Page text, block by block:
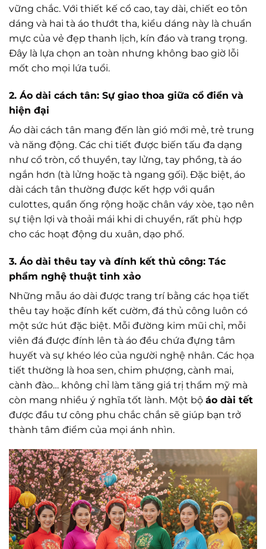
vững chắc. Với thiết kế cổ cao, tay dài, chiết eo tôn
dáng và hai tà áo thướt tha, kiểu dáng này là chuẩn
mực của vẻ đẹp thanh lịch, kín đáo và trang trọng.
Đây là lựa chọn an toàn nhưng không bao giờ lỗi
mốt cho mọi lứa tuổi.
2. Áo dài cách tân: Sự giao thoa giữa cổ điển và
hiện đại
Áo dài cách tân mang đến làn gió mới mẻ, trẻ trung
và năng động. Các chi tiết được biến tấu đa dạng
như cổ tròn, cổ thuyền, tay lửng, tay phồng, tà áo
ngắn hơn (tà lửng hoặc tà ngang gối). Đặc biệt, áo
dài cách tân thường được kết hợp với quần
culottes, quần ống rộng hoặc chân váy xòe, tạo nên
sự tiện lợi và thoải mái khi di chuyển, rất phù hợp
cho các hoạt động du xuân, dạo phố.
3. Áo dài thêu tay và đính kết thủ công: Tác
phẩm nghệ thuật tinh xảo
Những mẫu áo dài được trang trí bằng các họa tiết
thêu tay hoặc đính kết cườm, đá thủ công luôn có
một sức hút đặc biệt. Mỗi đường kim mũi chỉ, mỗi
viên đá được đính lên tà áo đều chứa đựng tâm
huyết và sự khéo léo của người nghệ nhân. Các họa
tiết thường là hoa sen, chim phượng, cành mai,
cành đào… không chỉ làm tăng giá trị thẩm mỹ mà
còn mang nhiều ý nghĩa tốt lành. Một bộ áo dài tết
được đầu tư công phu chắc chắn sẽ giúp bạn trở
thành tâm điểm của mọi ánh nhìn.